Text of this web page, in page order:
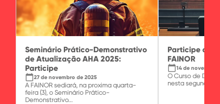
Seminário Prático-Demonstrativo
de Atualização AHA 2025:
Participe
calendar_today27 de novembro de 2025
A FAINOR sediará, na próxima quarta-
feira (3), o Seminário Prático-
Demonstrativo...
Participe do
FAINOR
calendar_today14 de novembro
O Curso de
nesta segunda-